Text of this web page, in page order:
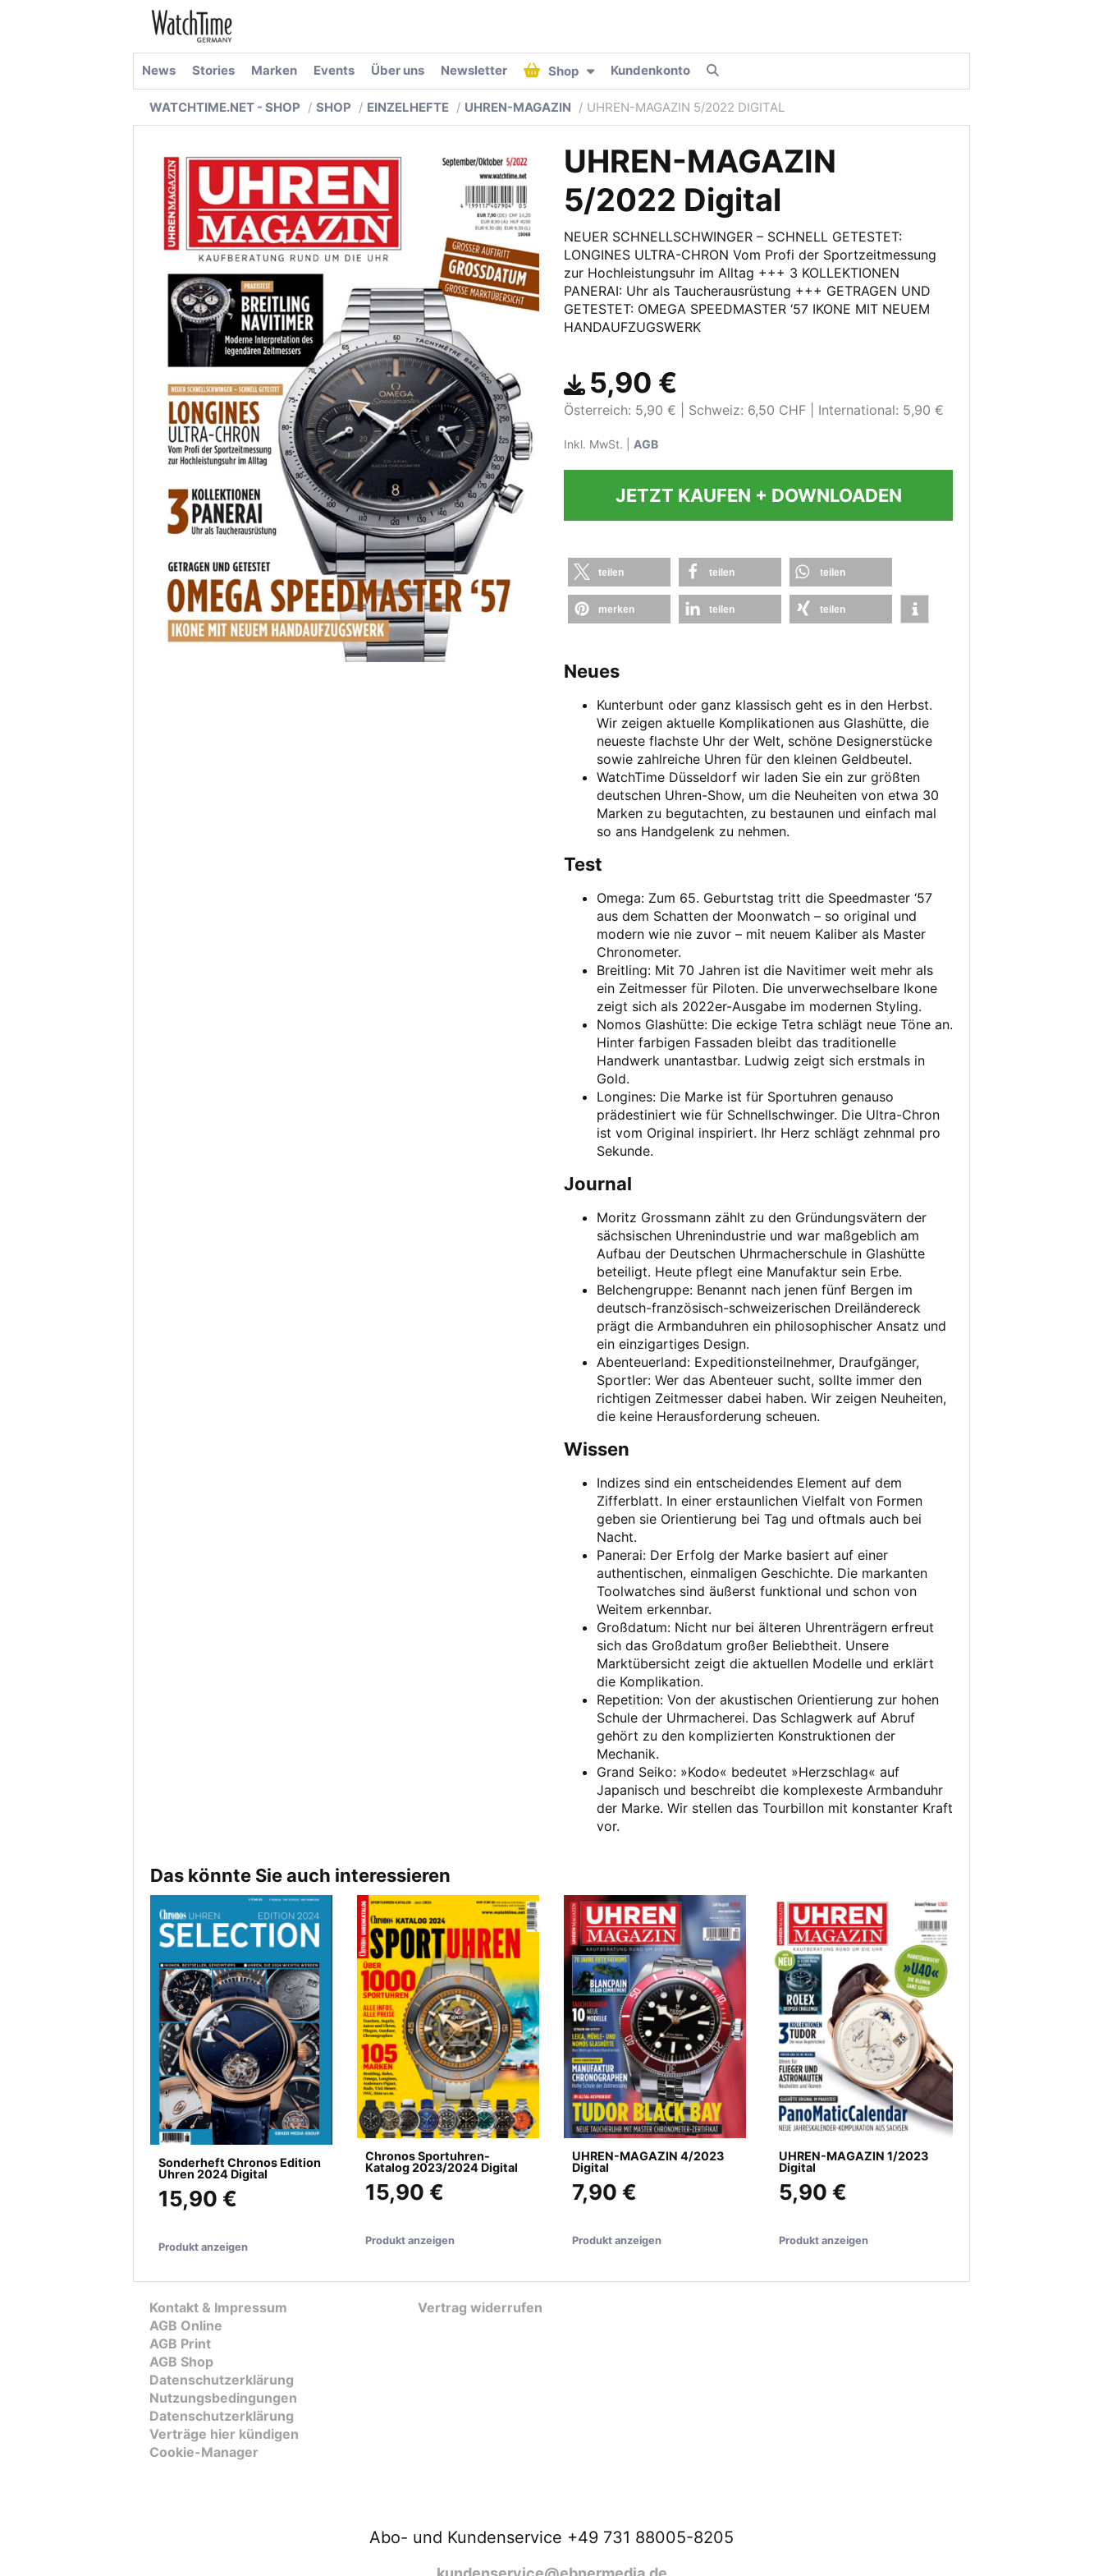
News Stories Marken Events Über uns Newsletter Shop Kundenkonto
WATCHTIME.NET - SHOP SHOP EINZELHEFTE UHREN-MAGAZIN UHREN-MAGAZIN 5/2022 DIGITAL
UHREN-MAGAZIN
5/2022 Digital
NEUER SCHNELLSCHWINGER – SCHNELL GETESTET:
LONGINES ULTRA-CHRON Vom Profi der Sportzeitmessung
zur Hochleistungsuhr im Alltag +++ 3 KOLLEKTIONEN
PANERAI: Uhr als Taucherausrüstung +++ GETRAGEN UND
GETESTET: OMEGA SPEEDMASTER ‘57 IKONE MIT NEUEM
HANDAUFZUGSWERK
5,90 €
Österreich: 5,90 € Schweiz: 6,50 CHF International: 5,90 €
Inkl. MwSt. | AGB
JETZT KAUFEN + DOWNLOADEN
teilen teilen teilen
merken teilen teilen
Neues
Kunterbunt oder ganz klassisch geht es in den Herbst.
Wir zeigen aktuelle Komplikationen aus Glashütte, die
neueste flachste Uhr der Welt, schöne Designerstücke
sowie zahlreiche Uhren für den kleinen Geldbeutel.
WatchTime Düsseldorf wir laden Sie ein zur größten
deutschen Uhren-Show, um die Neuheiten von etwa 30
Marken zu begutachten, zu bestaunen und einfach mal
so ans Handgelenk zu nehmen.
Test
Omega: Zum 65. Geburtstag tritt die Speedmaster ‘57
aus dem Schatten der Moonwatch – so original und
modern wie nie zuvor – mit neuem Kaliber als Master
Chronometer.
Breitling: Mit 70 Jahren ist die Navitimer weit mehr als
ein Zeitmesser für Piloten. Die unverwechselbare Ikone
zeigt sich als 2022er-Ausgabe im modernen Styling.
Nomos Glashütte: Die eckige Tetra schlägt neue Töne an.
Hinter farbigen Fassaden bleibt das traditionelle
Handwerk unantastbar. Ludwig zeigt sich erstmals in
Gold.
Longines: Die Marke ist für Sportuhren genauso
prädestiniert wie für Schnellschwinger. Die Ultra-Chron
ist vom Original inspiriert. Ihr Herz schlägt zehnmal pro
Sekunde.
Journal
Moritz Grossmann zählt zu den Gründungsvätern der
sächsischen Uhrenindustrie und war maßgeblich am
Aufbau der Deutschen Uhrmacherschule in Glashütte
beteiligt. Heute pflegt eine Manufaktur sein Erbe.
Belchengruppe: Benannt nach jenen fünf Bergen im
deutsch-französisch-schweizerischen Dreiländereck
prägt die Armbanduhren ein philosophischer Ansatz und
ein einzigartiges Design.
Abenteuerland: Expeditionsteilnehmer, Draufgänger,
Sportler: Wer das Abenteuer sucht, sollte immer den
richtigen Zeitmesser dabei haben. Wir zeigen Neuheiten,
die keine Herausforderung scheuen.
Wissen
Indizes sind ein entscheidendes Element auf dem
Zifferblatt. In einer erstaunlichen Vielfalt von Formen
geben sie Orientierung bei Tag und oftmals auch bei
Nacht.
Panerai: Der Erfolg der Marke basiert auf einer
authentischen, einmaligen Geschichte. Die markanten
Toolwatches sind äußerst funktional und schon von
Weitem erkennbar.
Großdatum: Nicht nur bei älteren Uhrenträgern erfreut
sich das Großdatum großer Beliebtheit. Unsere
Marktübersicht zeigt die aktuellen Modelle und erklärt
die Komplikation.
Repetition: Von der akustischen Orientierung zur hohen
Schule der Uhrmacherei. Das Schlagwerk auf Abruf
gehört zu den komplizierten Konstruktionen der
Mechanik.
Grand Seiko: »Kodo« bedeutet »Herzschlag« auf
Japanisch und beschreibt die komplexeste Armbanduhr
der Marke. Wir stellen das Tourbillon mit konstanter Kraft
vor.
Das könnte Sie auch interessieren
Sonderheft Chronos Edition
Uhren 2024 Digital
15,90 €
Produkt anzeigen
Chronos Sportuhren-
Katalog 2023/2024 Digital
15,90 €
Produkt anzeigen
UHREN-MAGAZIN 4/2023
Digital
7,90 €
Produkt anzeigen
UHREN-MAGAZIN 1/2023
Digital
5,90 €
Produkt anzeigen
Kontakt & Impressum
AGB Online
AGB Print
AGB Shop
Datenschutzerklärung
Nutzungsbedingungen
Datenschutzerklärung
Verträge hier kündigen
Cookie-Manager
Vertrag widerrufen
Abo- und Kundenservice +49 731 88005-8205